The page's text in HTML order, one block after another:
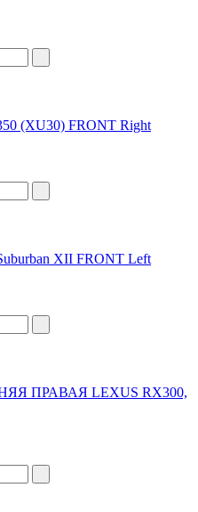
(XU30) FRONT Right
XII FRONT Left
ПРАВАЯ LEXUS RX300,